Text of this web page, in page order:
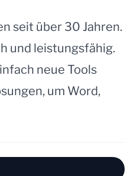
seit über 30 Jahren.
und leistungsfähig.
neue Tools
um Word,